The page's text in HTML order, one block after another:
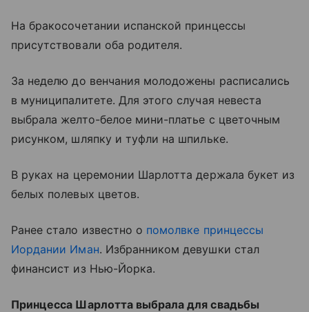
На бракосочетании испанской принцессы
присутствовали оба родителя.
За неделю до венчания молодожены расписались
в муниципалитете. Для этого случая невеста
выбрала желто-белое мини-платье с цветочным
рисунком, шляпку и туфли на шпильке.
В руках на церемонии Шарлотта держала букет из
белых полевых цветов.
Ранее стало известно о помолвке принцессы
Иордании Иман. Избранником девушки стал
финансист из Нью-Йорка.
Принцесса Шарлотта выбрала для свадьбы